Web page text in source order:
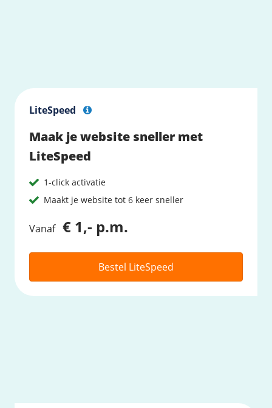
LiteSpeed
Maak je website sneller met
LiteSpeed
1-click activatie
Maakt je website tot 6 keer sneller
Vanaf € 1,- p.m.
Bestel LiteSpeed